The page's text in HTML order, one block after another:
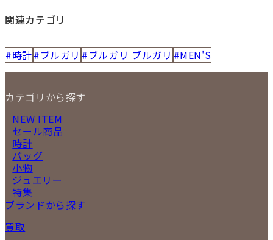
関連カテゴリ
時計 ブルガリ ブルガリ ブルガリ MEN'S
カテゴリから探す
NEW ITEM
セール商品
時計
バッグ
小物
ジュエリー
特集
ブランドから探す
買取